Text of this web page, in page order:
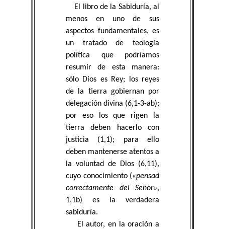
El libro de la Sabiduría, al
menos en uno de sus
aspectos fundamentales, es
un tratado de teología
política que podríamos
resumir de esta manera:
sólo Dios es Rey; los reyes
de la tierra gobiernan por
delegación divina (6,1-3-ab);
por eso los que rigen la
tierra deben hacerlo con
justicia (1,1); para ello
deben mantenerse atentos a
la voluntad de Dios (6,11),
cuyo conocimiento («pensad
correctamente del Señor»,
1,1b) es la verdadera
sabiduría.
El autor, en la oración a